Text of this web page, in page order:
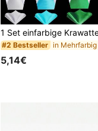
#2 Bestseller
5,14€